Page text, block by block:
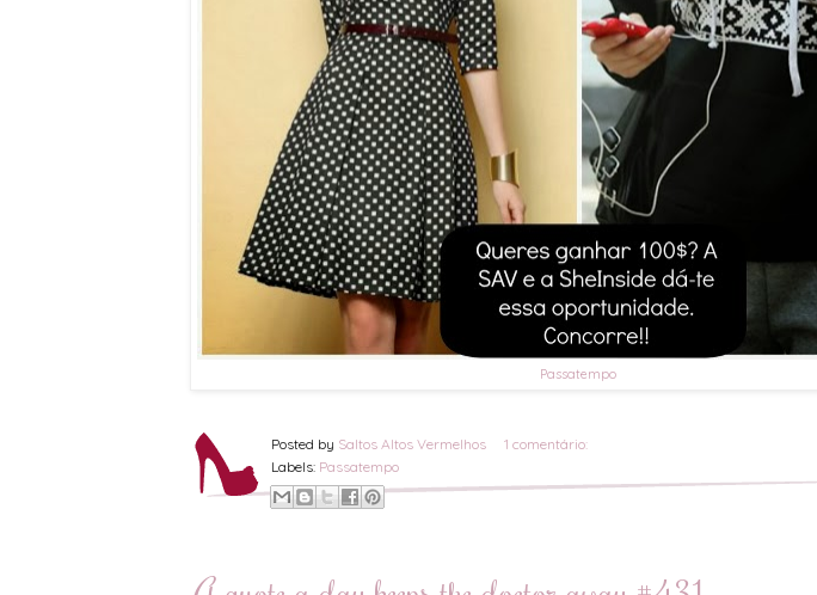
Passatempo
Posted by Saltos Altos Vermelhos
1 comentário:
Labels: Passatempo